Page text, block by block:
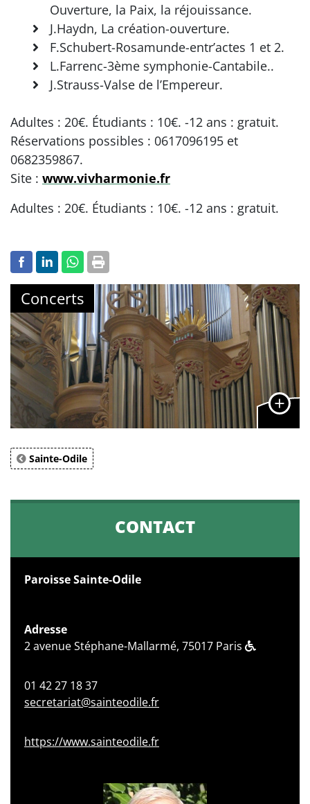
Ouverture, la Paix, la réjouissance.
J.Haydn, La création-ouverture.
F.Schubert-Rosamunde-entr’actes 1 et 2.
L.Farrenc-3ème symphonie-Cantabile..
J.Strauss-Valse de l’Empereur.
Adultes : 20€. Étudiants : 10€. -12 ans : gratuit.
Réservations possibles : 0617096195 et
0682359867.
Site : www.vivharmonie.fr
Adultes : 20€. Étudiants : 10€. -12 ans : gratuit.
Concerts
Sainte-Odile
CONTACT
Paroisse Sainte-Odile
Adresse
2 avenue Stéphane-Mallarmé, 75017 Paris
01 42 27 18 37
secretariat@sainteodile.fr
https://www.sainteodile.fr